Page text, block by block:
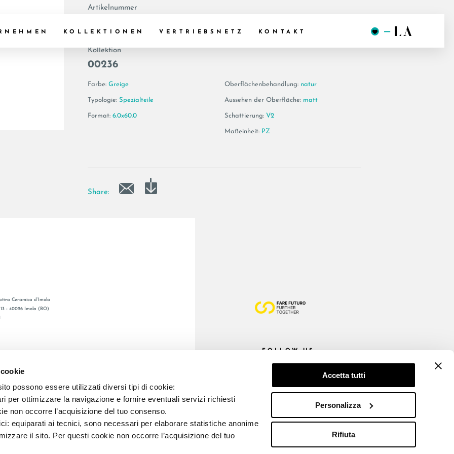
possono essere utilizzati diversi tipi di cookie:
per ottimizzare la navigazione e fornire eventuali servizi richiesti
non occorre l’acquisizione del tuo consenso.
equiparati ai tecnici, sono necessari per elaborare statistiche anonime
il sito. Per questi cookie non occorre l’acquisizione del tuo
Accetta tutti
Personalizza
Rifiuta
KOLLEKTIONEN VERTRIEBSNETZ KONTAKT
Artikelnummer
Kollektion
00236
Farbe: Greige
Typologie: Spezialteile
Format: 6.0x60.0
Oberflächenbehandlung: natur
Aussehen der Oberfläche: matt
Schattierung: V2
Maßeinheit: PZ
Share:
Ceramica d’Imola
- 40026 Imola (BO)
FOLLOW US
E REG. IMPR. BO 00286900378 R.E.A. BO 5545